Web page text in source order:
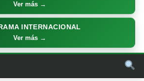
Ver más →
INTERNACIONAL
Ver más →